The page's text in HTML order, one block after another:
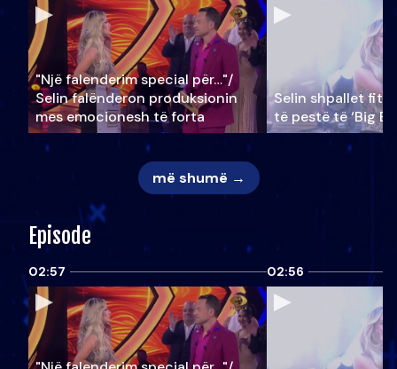
"Një falenderim special për…"/
Selin falënderon produksionin
mes emocionesh të forta
Selin shpallet
të pestë të ‘Big
më shumë →
Episode
02:57 02:56